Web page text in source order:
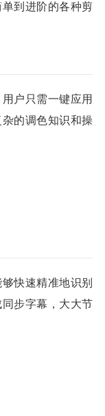
到进阶的各种剪
户只需一键应用
的调色知识和操
快速精准地识别
步字幕，大大节